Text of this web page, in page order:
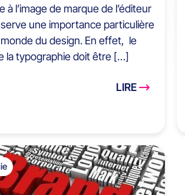
à l’image de marque de l’éditeur
une importance particulière
du design. En effet, le
la typographie doit être […]
LIRE